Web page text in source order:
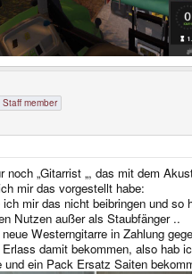
Staff member
noch „Gitarrist „, das mit dem
mir das vorgestellt habe:
mir das nicht beibringen und so
Nutzen außer als Staubfänger ..
Westerngitarre in Zahlung
damit bekommen, also hab
und ein Pack Ersatz Saiten